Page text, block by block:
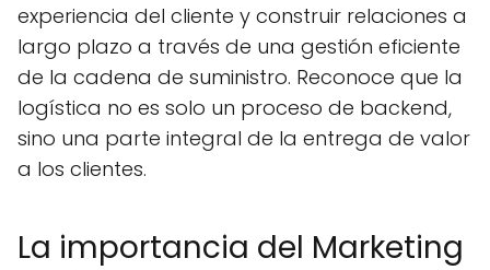
experiencia del cliente y construir relaciones a
largo plazo a través de una gestión eficiente
de la cadena de suministro. Reconoce que la
logística no es solo un proceso de backend,
sino una parte integral de la entrega de valor
a los clientes.
La importancia del Marketing